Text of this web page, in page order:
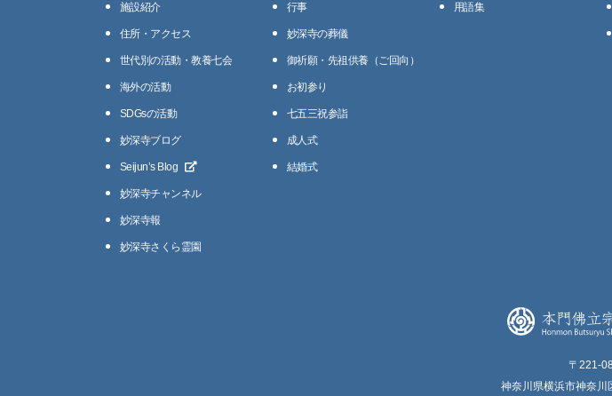
施設紹介
住所・アクセス
世代別の活動・教養七会
海外の活動
SDGsの活動
妙深寺ブログ
Seijunʼs Blog
妙深寺チャンネル
妙深寺報
妙深寺さくら霊園
⾏事
妙深寺の葬儀
御祈願・先祖供養（ご回向）
お初参り
七五三祝参詣
成人式
結婚式
用語集
〒221-
神奈川県横浜市神奈川